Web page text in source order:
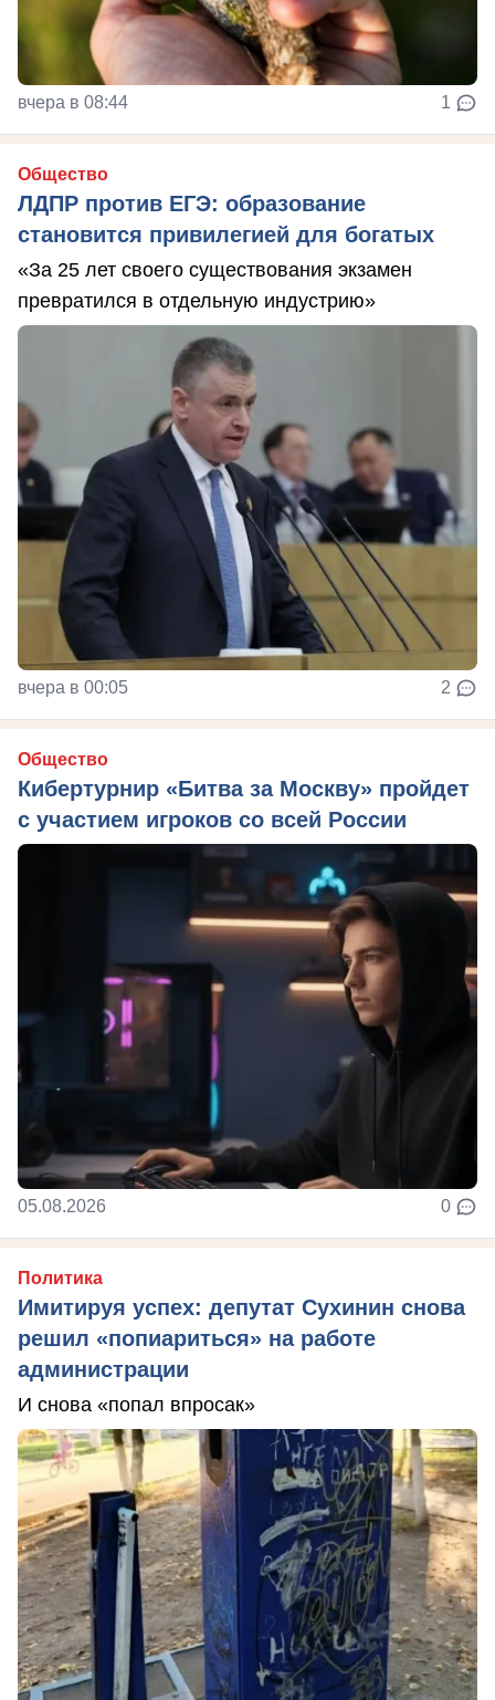
вчера в 08:44 1
Общество
ЛДПР против ЕГЭ: образование
становится привилегией для богатых
«За 25 лет своего существования экзамен
превратился в отдельную индустрию»
вчера в 00:05 2
Общество
Кибертурнир «Битва за Москву» пройдет
с участием игроков со всей России
05.08.2026 0
Политика
Имитируя успех: депутат Сухинин снова
решил «попиариться» на работе
администрации
И снова «попал впросак»